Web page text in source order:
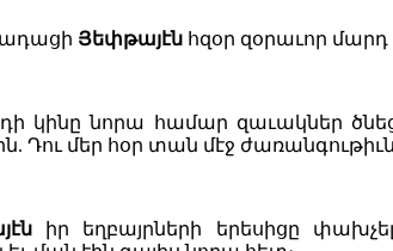
Յեփթայէնհզօր զօրաւոր մարդ
կինը նորա համար զաւակներ
Դու մեր հօր տան մէջ
իր եղբայրների երեսիցը